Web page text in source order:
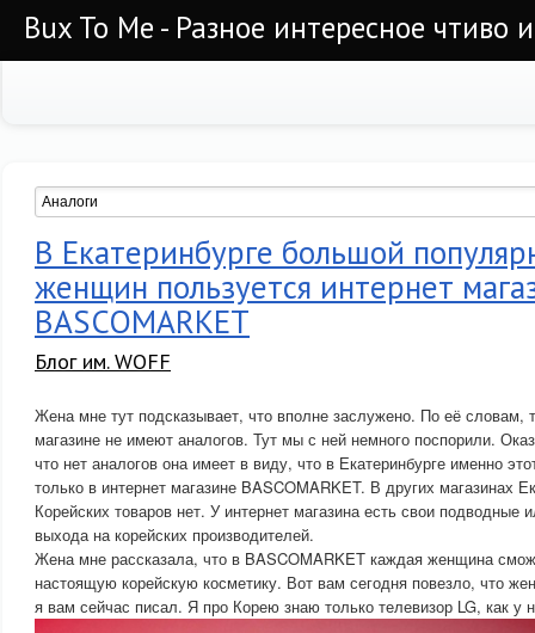
Bux To Me - Разное интересное чтиво
В Екатеринбурге большой
женщин пользуется интернет
BASCOMARKET
Блог им. WOFF
Жена мне тут подсказывает, что вполне заслужено. По её словам,
магазине не имеют аналогов. Тут мы с ней немного поспорили.
что нет аналогов она имеет в виду, что в Екатеринбурге именно
только в интернет магазине BASCOMARKET. В других магазинах
Корейских товаров нет. У интернет магазина есть свои подводные
выхода на корейских производителей.
Жена мне рассказала, что в BASCOMARKET каждая женщина
настоящую корейскую косметику. Вот вам сегодня повезло, что
я вам сейчас писал. Я про Корею знаю только телевизор LG, как у